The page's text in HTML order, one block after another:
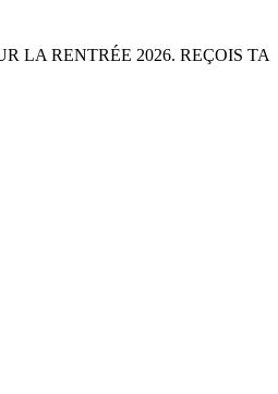
LA RENTRÉE 2026. REÇOIS TA